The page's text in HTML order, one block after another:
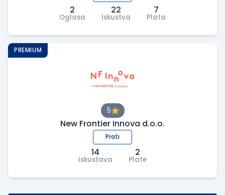
2
Oglasa
22
Iskustva
7
Plata
5
New Frontier Innova d.o.o.
Prati
14
Iskustava
2
Plate
PREMIUM